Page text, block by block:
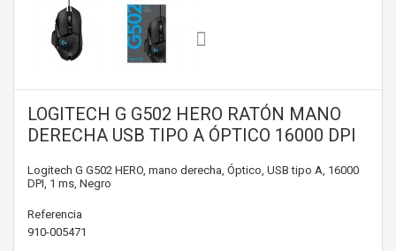
LOGITECH G G502 HERO RATÓN MANO
DERECHA USB TIPO A ÓPTICO 16000 DPI
Logitech G G502 HERO, mano derecha, Óptico, USB tipo A, 16000
DPI, 1 ms, Negro
Referencia
910-005471